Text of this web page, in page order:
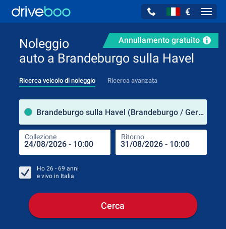
€
Annullamento gratuito
Noleggio
auto a Brandeburgo sulla Havel
Ricerca veicolo di noleggio Ricerca avanzata
Brandeburgo sulla Havel (Brandeburgo / Germania)
Collezione Ritorno
Ho 26 - 69 anni
e vivo in Italia
Cerca